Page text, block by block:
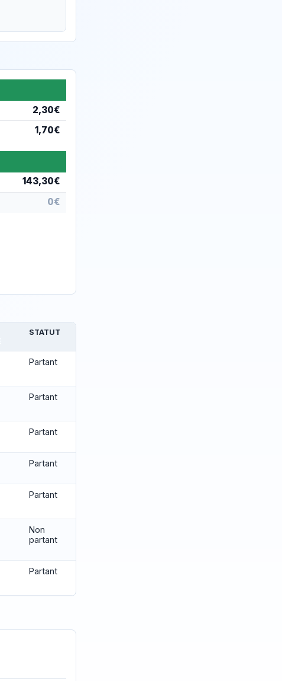
2,30€
1,70€
143,30€
0€
STATUT
Partant
Partant
Partant
Partant
Partant
Non
partant
Partant